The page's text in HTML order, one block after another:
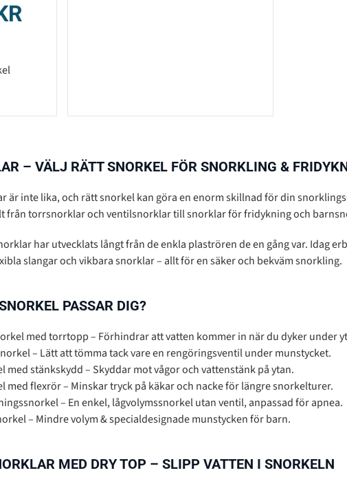
– VÄLJ RÄTT SNORKEL FÖR SNORKLING &
är inte lika, och rätt snorkel kan göra en enorm skillnad för din
från torrsnorklar och ventilsnorklar till snorklar för fridykning och
har utvecklats långt från de enkla plaströren de en gång var. Idag
slangar och vikbara snorklar – allt för en säker och bekväm snorkling.
PASSAR DIG?
med torrtopp – Förhindrar att vatten kommer in när du dyker under
– Lätt att tömma tack vare en rengöringsventil under munstycket.
med stänkskydd – Skyddar mot vågor och vattenstänk på ytan.
med flexrör – Minskar tryck på käkar och nacke för längre snorkelturer.
– En enkel, lågvolymssnorkel utan ventil, anpassad för apnea.
– Mindre volym & specialdesignade munstycken för barn.
MED DRY TOP – SLIPP VATTEN I SNORKELN